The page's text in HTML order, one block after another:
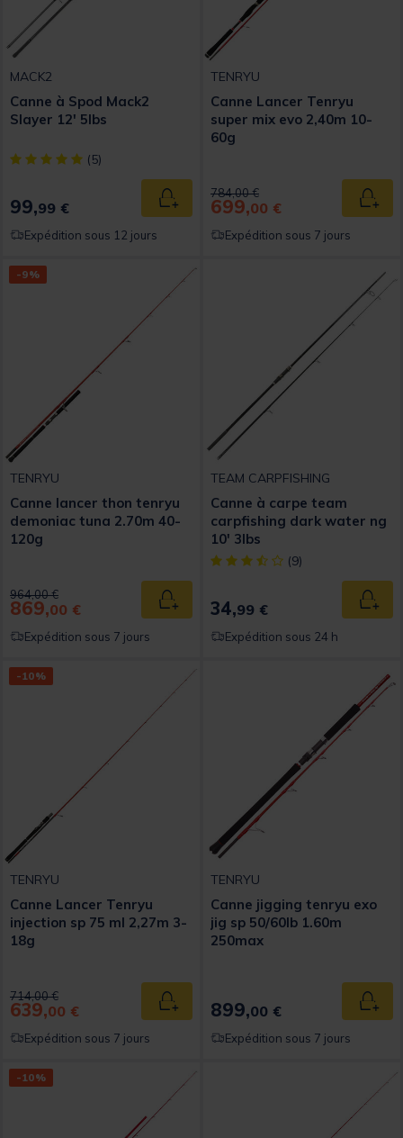
MACK2
Canne à Spod Mack2
Slayer 12' 5lbs
[object Object] out of 5 Customer Rating
(5)
99,99 € Ajouter au panier
Expédition sous 12 jours
TENRYU
Canne Lancer Tenryu
super mix evo 2,40m 10-
60g
Price reduced from
784,00 €to
699,00 €
Expédition sous 7 jours
-9%
TENRYU
Canne lancer thon tenryu
demoniac tuna 2.70m 40-
120g
Price reduced from
964,00 €to
869,00 € Ajouter au panier
Expédition sous 7 jours
TEAM CARPFISHING
Canne à carpe team
carpfishing dark water ng
10' 3lbs
[object Object] out of 5
(9)
34,99 €
Expédition sous 24 h
-10%
TENRYU
Canne Lancer Tenryu
injection sp 75 ml 2,27m 3-
18g
Price reduced from
714,00 €to
639,00 € Ajouter au panier
Expédition sous 7 jours
TENRYU
Canne jigging tenryu exo
jig sp 50/60lb 1.60m
250max
899,00 €
Expédition sous 7 jours
-10%